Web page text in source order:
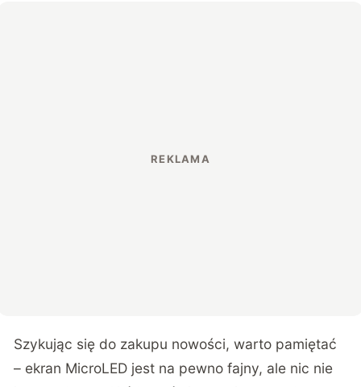
Szykując się do zakupu nowości, warto pamiętać
– ekran MicroLED jest na pewno fajny, ale nic nie